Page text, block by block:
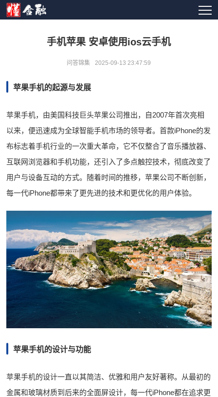
手机苹果 安卓使用ios云手机
问答锦集 2025-09-13 23:47:59
苹果手机的起源与发展
苹果手机，由美国科技巨头苹果公司推出，自2007年首次亮相
以来，便迅速成为全球智能手机市场的领导者。首款iPhone的发
布标志着手机行业的一次重大革命，它不仅整合了音乐播放器、
互联网浏览器和手机功能，还引入了多点触控技术，彻底改变了
用户与设备互动的方式。随着时间的推移，苹果公司不断创新，
每一代iPhone都带来了更先进的技术和更优化的用户体验。
苹果手机的设计与功能
苹果手机的设计一直以其简洁、优雅和用户友好著称。从最初的
金属和玻璃材质到后来的全面屏设计，每一代iPhone都在追求更